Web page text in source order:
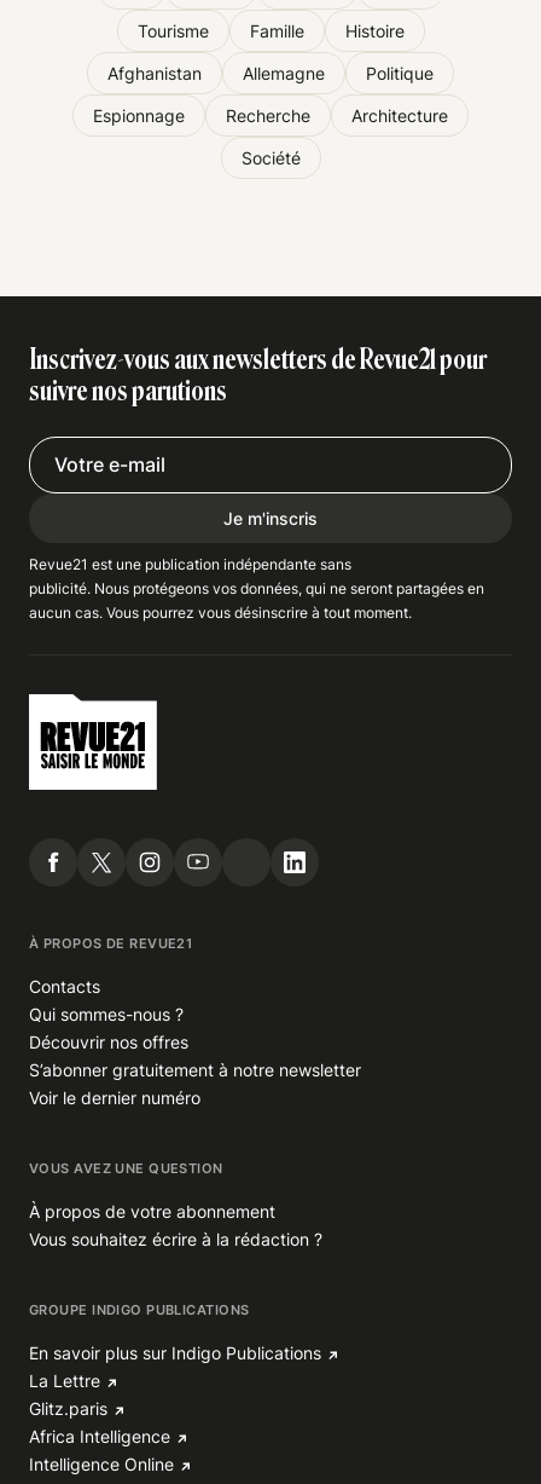
Tourisme Famille Histoire
Afghanistan Allemagne Politique
Espionnage Recherche Architecture
Société
Inscrivez-vous aux newsletters de Revue21 pour
suivre nos parutions
Je m'inscris
Revue21 est une publication indépendante sans
publicité. Nous protégeons vos données, qui ne seront partagées en
aucun cas. Vous pourrez vous désinscrire à tout moment.
À PROPOS DE REVUE21
Contacts
Qui sommes-nous ?
Découvrir nos offres
S’abonner gratuitement à notre newsletter
Voir le dernier numéro
VOUS AVEZ UNE QUESTION
À propos de votre abonnement
Vous souhaitez écrire à la rédaction ?
GROUPE INDIGO PUBLICATIONS
En savoir plus sur Indigo Publications
La Lettre
Glitz.paris
Africa Intelligence
Intelligence Online